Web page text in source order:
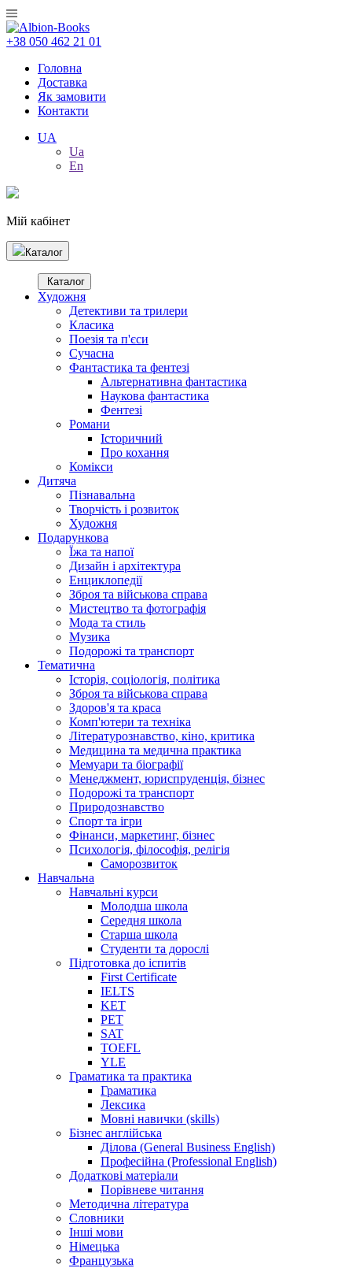
+38 050 462 21 01
Головна
Доставка
Як замовити
Контакти
UA
Ua
En
Мій кабінет
Каталог
Каталог
Художня
Детективи та трилери
Класика
Поезія та п'єси
Сучасна
Фантастика та фентезі
Альтернативна фантастика
Наукова фантастика
Фентезі
Романи
Історичний
Про кохання
Комікси
Дитяча
Пізнавальна
Творчість і розвиток
Художня
Подарункова
Їжа та напої
Дизайн і архітектура
Енциклопедії
Зброя та військова справа
Мистецтво та фотографія
Мода та стиль
Музика
Подорожі та транспорт
Тематична
Історія, соціологія, політика
Зброя та військова справа
Здоров'я та краса
Комп'ютери та техніка
Літературознавство, кіно, критика
Медицина та медична практика
Мемуари та біографії
Менеджмент, юриспруденція, бізнес
Подорожі та транспорт
Природознавство
Спорт та ігри
Фінанси, маркетинг, бізнес
Психологія, філософія, релігія
Саморозвиток
Навчальна
Навчальні курси
Молодша школа
Середня школа
Старша школа
Студенти та дорослі
Підготовка до іспитів
First Certificate
IELTS
KET
PET
SAT
TOEFL
YLE
Граматика та практика
Граматика
Лексика
Мовні навички (skills)
Бізнес англійська
Ділова (General Business English)
Професійна (Professional English)
Додаткові матеріали
Порівневе читання
Методична література
Словники
Інші мови
Німецька
Французька